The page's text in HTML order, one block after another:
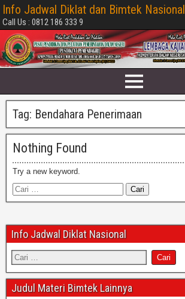
Info Jadwal Diklat dan Bimtek Nasional
Call Us : 0812 186 333 9
Tag: Bendahara Penerimaan
Nothing Found
Try a new keyword.
Info Jadwal Diklat Nasional
Judul Materi Bimtek Lainnya